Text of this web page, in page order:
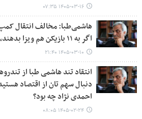
۱۴۰۵-۰۳-۱۶ ۰۷:۳۵
هاشمی‌طبا: مخالف انتقال
اگر به ۱۱ بازیکن هم ویزا بدهند، باید به جام‌جهانی برویم
۱۴۰۵-۰۳-۱۰ ۲۱:۴۰
انتقاد تند هاشمی طبا از
دنبال سهم تان از اقتصاد
احمدی نژاد چه بود؟
۱۴۰۵-۰۲-۲۴ ۰۸:۰۵